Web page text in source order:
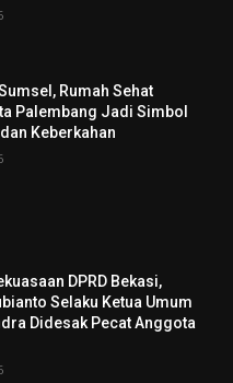
Rumah Sehat
Palembang Jadi Simbol
Keberkahan
DPRD Bekasi,
Selaku Ketua Umum
Didesak Pecat Anggota